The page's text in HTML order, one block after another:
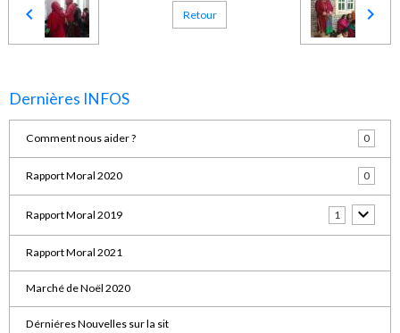
Retour
Dernières INFOS
Comment nous aider ? 0
Rapport Moral 2020 0
Rapport Moral 2019 1
Rapport Moral 2021
Marché de Noël 2020
Dérniéres Nouvelles sur la sit